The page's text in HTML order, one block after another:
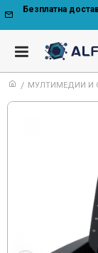
Безплатна
МУЛТИМЕДИИ И